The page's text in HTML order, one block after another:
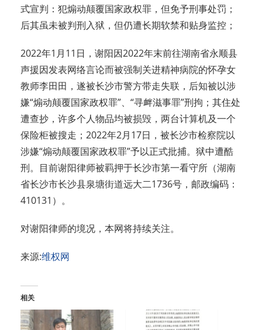
式宣判：犯煽动颠覆国家政权罪，但免予刑事处罚；
后其虽未被判刑入狱，但仍遭长期软禁和贴身监控；
2022年1月11日，谢阳因2022年末前往湖南省永顺县
声援因发表网络言论而被强制关进精神病院的怀孕女
教师李田田，遂被长沙市警方带走失联，后知被以涉
嫌“煽动颠覆国家政权罪”、“寻衅滋事罪”刑拘；其住处
遭查抄，许多个人物品均被损毁，两台计算机及一个
保险柜被搜走；2022年2月17日，被长沙市检察院以
涉嫌“煽动颠覆国家政权罪”予以正式批捕。狱中遭酷
刑。目前谢阳律师被羁押于长沙市第一看守所（湖南
省长沙市长沙县泉塘街道远大二1736号，邮政编码：
410131）。
对谢阳律师的境况，本网将持续关注。
来源:维权网
相关